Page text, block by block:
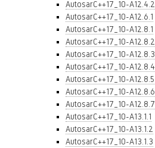
AutosarC++17_10-A12.4.2
AutosarC++17_10-A12.6.1
AutosarC++17_10-A12.8.1
AutosarC++17_10-A12.8.2
AutosarC++17_10-A12.8.3
AutosarC++17_10-A12.8.4
AutosarC++17_10-A12.8.5
AutosarC++17_10-A12.8.6
AutosarC++17_10-A12.8.7
AutosarC++17_10-A13.1.1
AutosarC++17_10-A13.1.2
AutosarC++17_10-A13.1.3